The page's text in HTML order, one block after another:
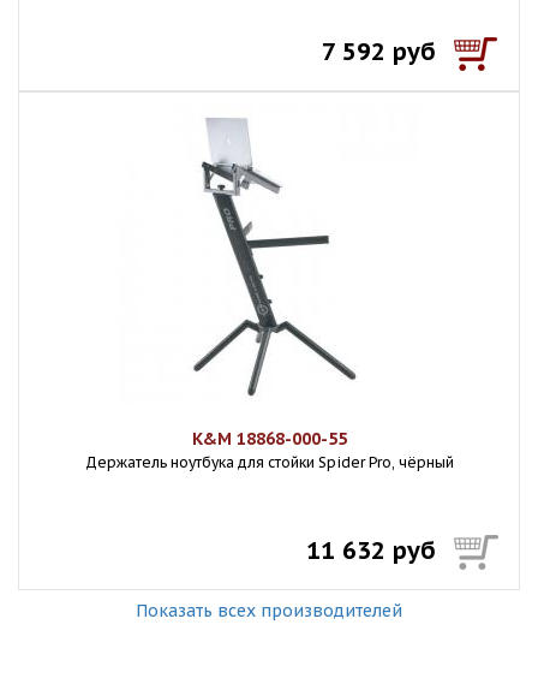
7 592 руб
K&M 18868-000-55
Держатель ноутбука для стойки Spider Pro, чёрный
11 632 руб
Показать всех производителей